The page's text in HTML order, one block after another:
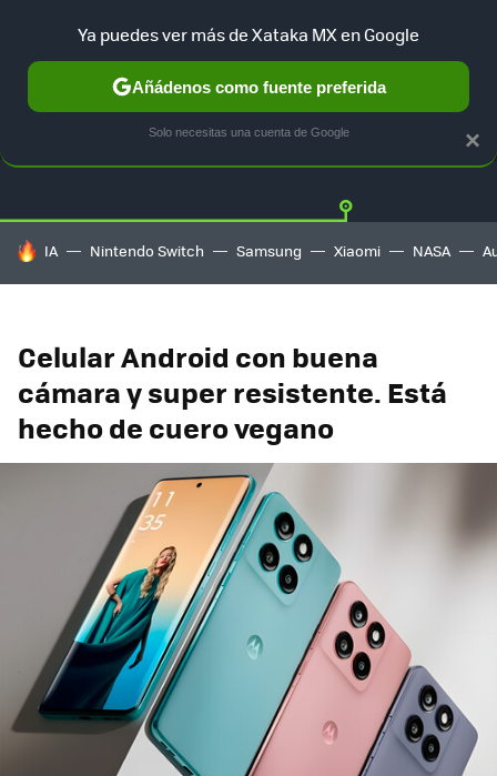
GUÍA DE COMPRAS MERCADO LIBRE
HOY SE HABLA DE
IA Nintendo Switch Samsung Xiaomi NASA
Celular Android con buena
cámara y super resistente. Está
hecho de cuero vegano
×
Ya puedes ver más de Xataka MX en Google
Añádenos como fuente preferida
Solo necesitas una cuenta de Google